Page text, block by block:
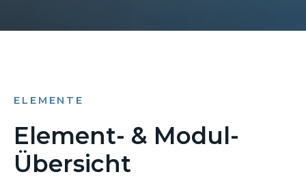
ELEMENTE
Element- & Modul-
Übersicht